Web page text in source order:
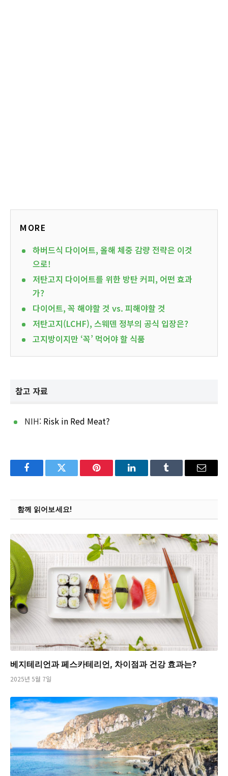
MORE
하버드식 다이어트, 올해 체중 감량 전략은 이것
으로!
저탄고지 다이어트를 위한 방탄 커피, 어떤 효과
가?
다이어트, 꼭 해야할 것 vs. 피해야할 것
저탄고지(LCHF), 스웨덴 정부의 공식 입장은?
고지방이지만 ‘꼭’ 먹어야 할 식품
참고 자료
NIH: Risk in Red Meat?
FacebookTwitter Pinterest LinkedInTumblr Email
함께 읽어보세요!
베지테리언과 페스카테리언, 차이점과 건강 효과는?
2025년 5월 7일